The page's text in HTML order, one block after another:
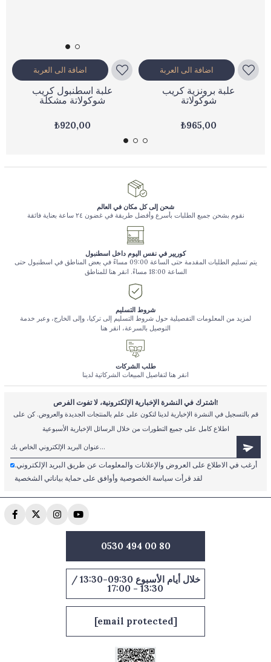
علبة اسطنبول كريب
شوكولاتة مشكلة
₺920,00
اضافة الى العربة
علبة برونزية كريب
شوكولاتة
₺965,00
اضافة الى العربة
شحن إلى كل مكان في العالم
نقوم بشحن جميع الطلبات بأسرع وأفضل طريقة في غضون ٢٤ ساعة بعناية فائقة
كوريير في نفس اليوم داخل اسطنبول
يتم تسليم الطلبات المقدمة حتى الساعة 09:00 مساءً في بعض المناطق في اسطنبول حتى
الساعة 18:00 مساءً. انقر هنا للمناطق
شروط التسليم
لمزيد من المعلومات التفصيلية حول شروط التسليم إلى تركيا، وإلى الخارج، وعبر خدمة
التوصيل بالسرعة، انقر هنا
طلب الشركات
انقر هنا لتفاصيل المبيعات الشركاتية لدينا
اشترك في النشرة الإخبارية الإلكترونية، لا تفوت الفرص!
قم بالتسجيل في النشرة الإخبارية لدينا لتكون على علم بالمنتجات الجديدة والعروض. كن على
اطلاع كامل على جميع التطورات من خلال الرسائل الإخبارية الأسبوعية
أرغب في الاطلاع على العروض والإعلانات والمعلومات عن طريق البريد الإلكتروني.
لقد قرأت سياسة الخصوصية وأوافق على حماية بياناتي الشخصية
0530 494 00 80
خلال أيام الأسبوع 09:30-13:30 /
13:30 - 17:00
[email protected]